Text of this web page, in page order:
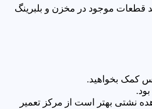
قطعات موجود در مخزن و بلبرینگ
کمک بخواهید.
نشتی بهتر است از مرکز تعمیر